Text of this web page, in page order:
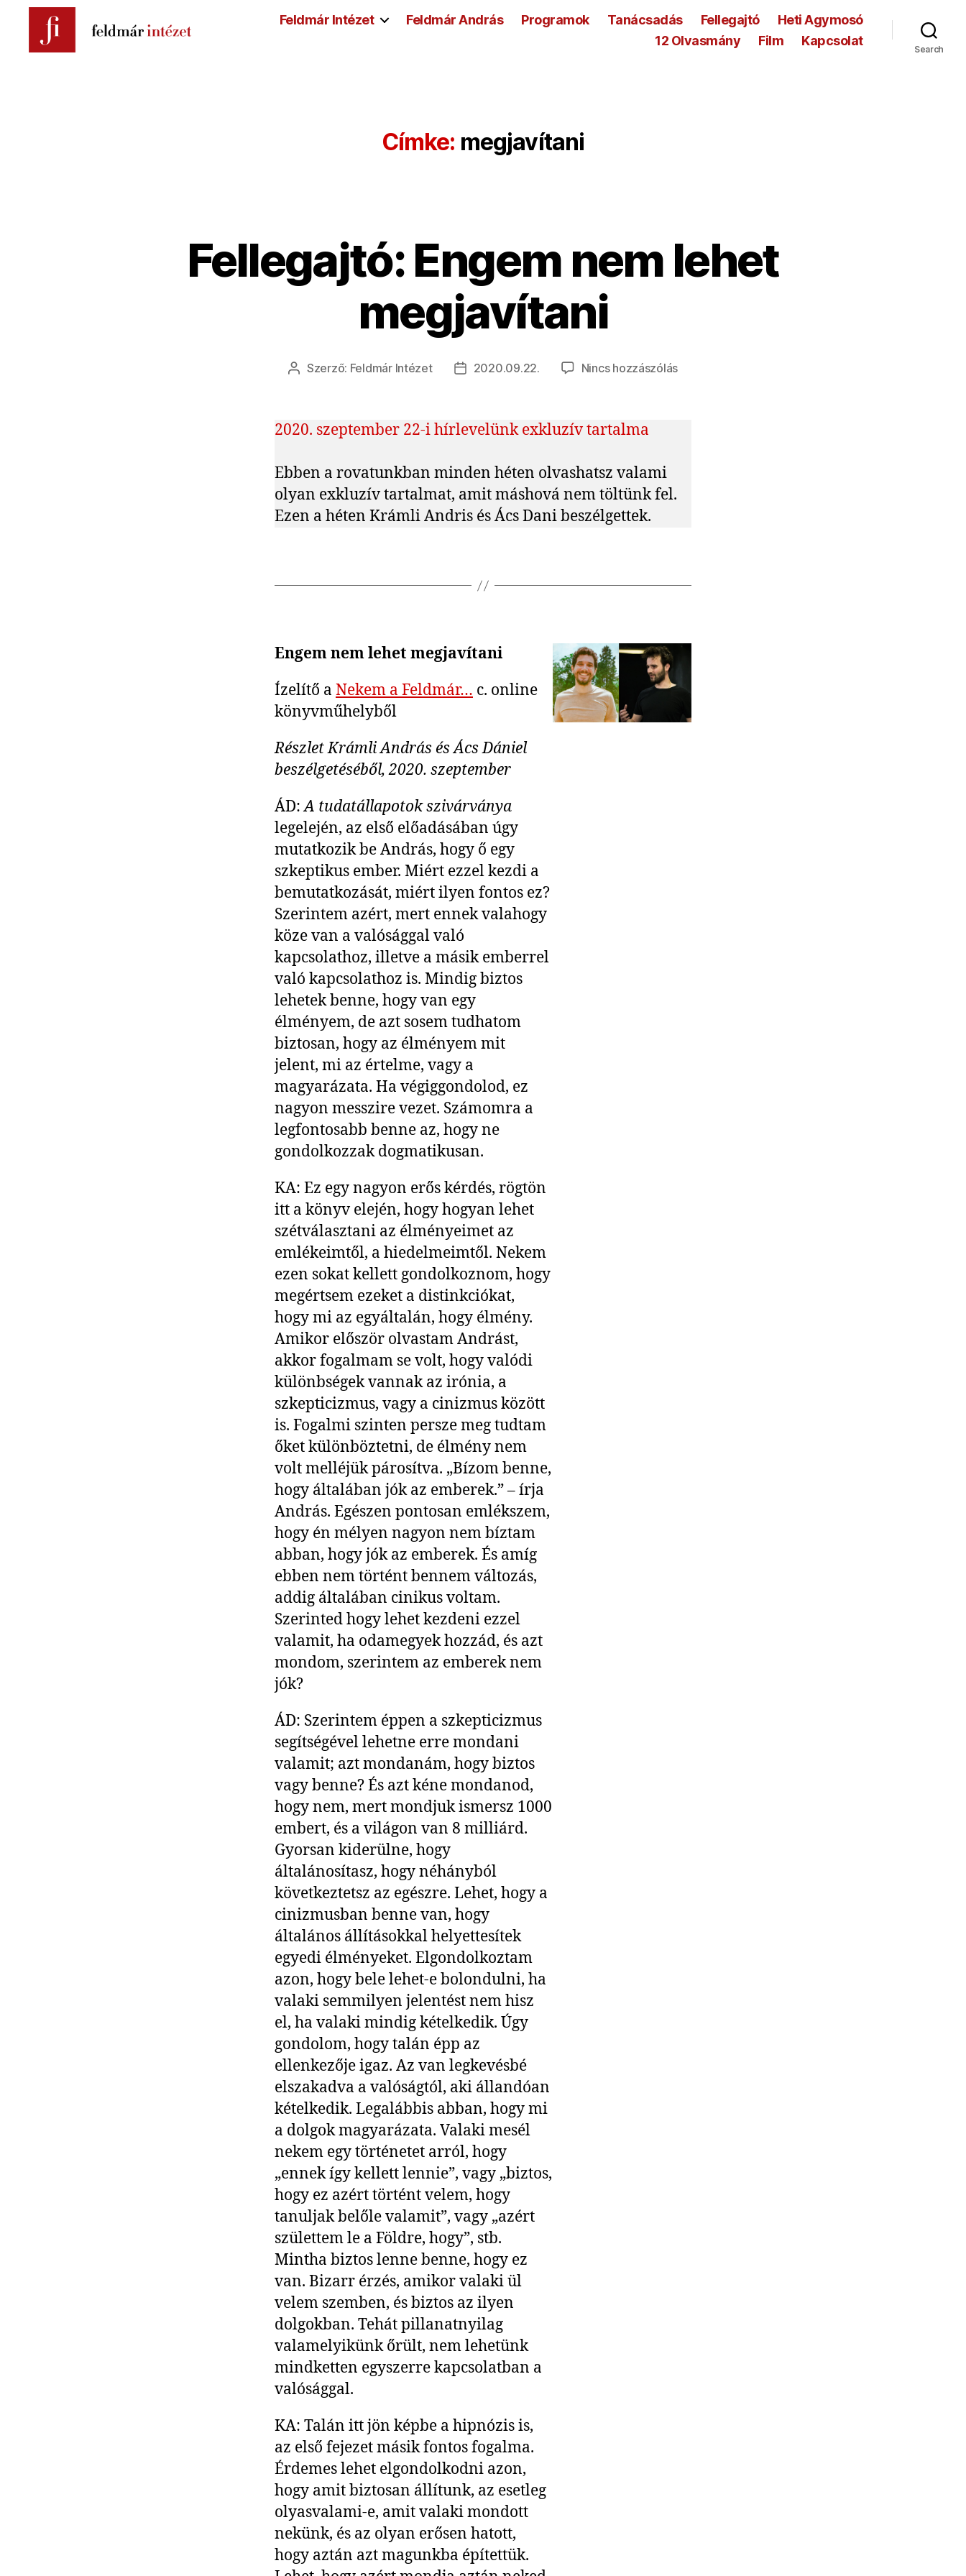
Feldmár Intézet Feldmár András Programok Tanácsadás Fellegajtó
Heti Agymosó
12 Olvasmány
Film Kapcsolat
Search
Címke: megjavítani
Fellegajtó: Engem nem lehet
megjavítani
Bejegyzés
Szerző: Feldmár Intézet
Bejegyzés
2020.09.22. Nincs hozzászólása(z)
2020. szeptember 22-i hírlevelünk exkluzív tartalma
Ebben a rovatunkban minden héten olvashatsz valami
olyan exkluzív tartalmat, amit máshová nem töltünk fel.
Ezen a héten Krámli Andris és Ács Dani beszélgettek.
Engem nem lehet megjavítani
Ízelítő a Nekem a Feldmár… c. online
könyvműhelyből
Részlet Krámli András és Ács Dániel
beszélgetéséből, 2020. szeptember
ÁD:A tudatállapotok szivárványa
legelején, az első előadásában úgy
mutatkozik be András, hogy ő egy
szkeptikus ember. Miért ezzel kezdi a
bemutatkozását, miért ilyen fontos ez?
Szerintem azért, mert ennek valahogy
köze van a valósággal való
kapcsolathoz, illetve a másik emberrel
való kapcsolathoz is. Mindig biztos
lehetek benne, hogy van egy
élményem, de azt sosem tudhatom
biztosan, hogy az élményem mit
jelent, mi az értelme, vagy a
magyarázata. Ha végiggondolod, ez
nagyon messzire vezet. Számomra a
legfontosabb benne az, hogy ne
gondolkozzak dogmatikusan.
KA: Ez egy nagyon erős kérdés, rögtön
itt a könyv elején, hogy hogyan lehet
szétválasztani az élményeimet az
emlékeimtől, a hiedelmeimtől. Nekem
ezen sokat kellett gondolkoznom, hogy
megértsem ezeket a distinkciókat,
hogy mi az egyáltalán, hogy élmény.
Amikor először olvastam Andrást,
akkor fogalmam se volt, hogy valódi
különbségek vannak az irónia, a
szkepticizmus, vagy a cinizmus között
is. Fogalmi szinten persze meg tudtam
őket különböztetni, de élmény nem
volt melléjük párosítva. „Bízom benne,
hogy általában jók az emberek.” – írja
András. Egészen pontosan emlékszem,
hogy én mélyen nagyon nem bíztam
abban, hogy jók az emberek. És amíg
ebben nem történt bennem változás,
addig általában cinikus voltam.
Szerinted hogy lehet kezdeni ezzel
valamit, ha odamegyek hozzád, és azt
mondom, szerintem az emberek nem
jók?
ÁD: Szerintem éppen a szkepticizmus
segítségével lehetne erre mondani
valamit; azt mondanám, hogy biztos
vagy benne? És azt kéne mondanod,
hogy nem, mert mondjuk ismersz 1000
embert, és a világon van 8 milliárd.
Gyorsan kiderülne, hogy
általánosítasz, hogy néhányból
következtetsz az egészre. Lehet, hogy a
cinizmusban benne van, hogy
általános állításokkal helyettesítek
egyedi élményeket. Elgondolkoztam
azon, hogy bele lehet-e bolondulni, ha
valaki semmilyen jelentést nem hisz
el, ha valaki mindig kételkedik. Úgy
gondolom, hogy talán épp az
ellenkezője igaz. Az van legkevésbé
elszakadva a valóságtól, aki állandóan
kételkedik. Legalábbis abban, hogy mi
a dolgok magyarázata. Valaki mesél
nekem egy történetet arról, hogy
„ennek így kellett lennie”, vagy „biztos,
hogy ez azért történt velem, hogy
tanuljak belőle valamit”, vagy „azért
születtem le a Földre, hogy”, stb.
Mintha biztos lenne benne, hogy ez
van. Bizarr érzés, amikor valaki ül
velem szemben, és biztos az ilyen
dolgokban. Tehát pillanatnyilag
valamelyikünk őrült, nem lehetünk
mindketten egyszerre kapcsolatban a
valósággal.
KA: Talán itt jön képbe a hipnózis is,
az első fejezet másik fontos fogalma.
Érdemes lehet elgondolkodni azon,
hogy amit biztosan állítunk, az esetleg
olyasvalami-e, amit valaki mondott
nekünk, és az olyan erősen hatott,
hogy aztán azt magunkba építettük.